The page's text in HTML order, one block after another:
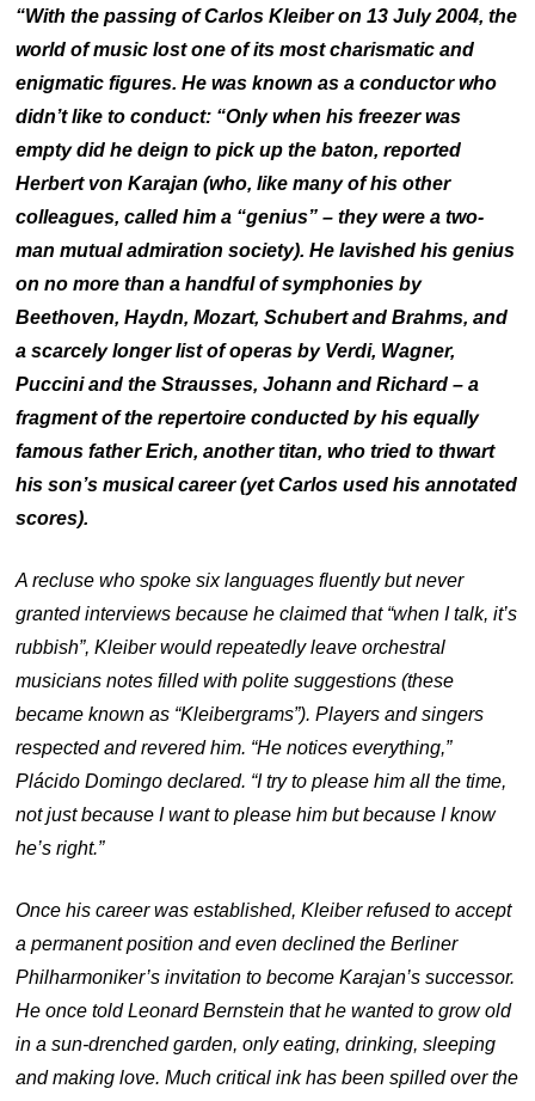
“With the passing of Carlos Kleiber on 13 July 2004, the
world of music lost one of its most charismatic and
enigmatic figures. He was known as a conductor who
didn’t like to conduct: “Only when his freezer was
empty did he deign to pick up the baton, reported
Herbert von Karajan (who, like many of his other
colleagues, called him a “genius” – they were a two-
man mutual admiration society). He lavished his genius
on no more than a handful of symphonies by
Beethoven, Haydn, Mozart, Schubert and Brahms, and
a scarcely longer list of operas by Verdi, Wagner,
Puccini and the Strausses, Johann and Richard – a
fragment of the repertoire conducted by his equally
famous father Erich, another titan, who tried to thwart
his son’s musical career (yet Carlos used his annotated
scores).
A recluse who spoke six languages fluently but never
granted interviews because he claimed that “when I talk, it’s
rubbish”, Kleiber would repeatedly leave orchestral
musicians notes filled with polite suggestions (these
became known as “Kleibergrams”). Players and singers
respected and revered him. “He notices everything,”
Plácido Domingo declared. “I try to please him all the time,
not just because I want to please him but because I know
he’s right.”
Once his career was established, Kleiber refused to accept
a permanent position and even declined the Berliner
Philharmoniker’s invitation to become Karajan’s successor.
He once told Leonard Bernstein that he wanted to grow old
in a sun-drenched garden, only eating, drinking, sleeping
and making love. Much critical ink has been spilled over the